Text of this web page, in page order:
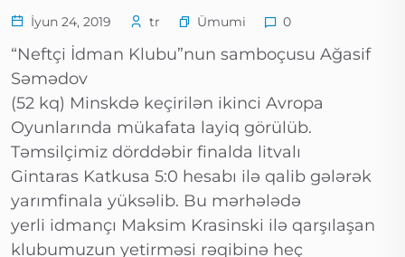
İyun 24, 2019 tr Ümumi 0
“Neftçi İdman Klubu”nun samboçusu Ağasif
Səmədov
(52 kq) Minskdə keçirilən ikinci Avropa
Oyunlarında mükafata layiq görülüb.
Təmsilçimiz dörddəbir finalda litvalı
Gintaras Katkusa 5:0 hesabı ilə qalib gələrək
yarımfinala yüksəlib. Bu mərhələdə
yerli idmançı Maksim Krasinski ilə qarşılaşan
klubumuzun yetirməsi rəqibinə heç